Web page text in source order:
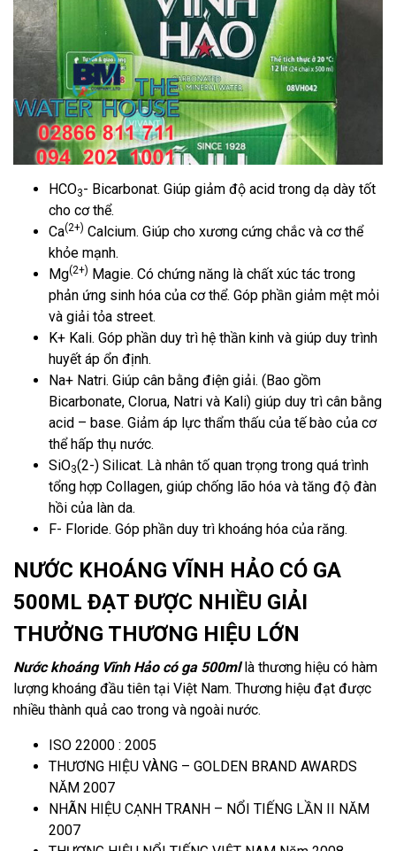
HCO3- Bicarbonat. Giúp giảm độ acid trong dạ dày tốt
cho cơ thể.
Ca(2+) Calcium. Giúp cho xương cứng chắc và cơ thể
khỏe mạnh.
Mg(2+) Magie. Có chứng năng là chất xúc tác trong
phản ứng sinh hóa của cơ thể. Góp phần giảm mệt mỏi
và giải tỏa street.
K+ Kali. Góp phần duy trì hệ thần kinh và giúp duy trình
huyết áp ổn định.
Na+ Natri. Giúp cân bằng điện giải. (Bao gồm
Bicarbonate, Clorua, Natri và Kali) giúp duy trì cân bằng
acid – base. Giảm áp lực thẩm thấu của tế bào của cơ
thể hấp thụ nước.
SiO3(2-) Silicat. Là nhân tố quan trọng trong quá trình
tổng hợp Collagen, giúp chống lão hóa và tăng độ đàn
hồi của làn da.
F- Floride. Góp phần duy trì khoáng hóa của răng.
NƯỚC KHOÁNG VĨNH HẢO CÓ GA
500ML ĐẠT ĐƯỢC NHIỀU GIẢI
THƯỞNG THƯƠNG HIỆU LỚN
Nước khoáng Vĩnh Hảo có ga 500mllà thương hiệu có hàm
lượng khoáng đầu tiên tại Việt Nam. Thương hiệu đạt được
nhiều thành quả cao trong và ngoài nước.
ISO 22000 : 2005
THƯƠNG HIỆU VÀNG – GOLDEN BRAND AWARDS
NĂM 2007
NHÃN HIỆU CẠNH TRANH – NỔI TIẾNG LẦN II NĂM
2007